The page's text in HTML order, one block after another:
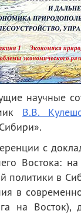
научные
В.В.
с
Востока:
политики в
в
на Восток),